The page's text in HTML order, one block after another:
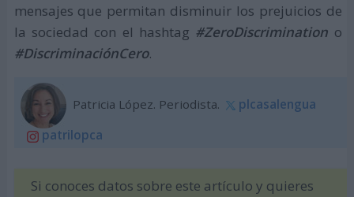
mensajes que permitan disminuir los prejuicios de
la sociedad con el hashtag #ZeroDiscrimination o
#DiscriminaciónCero.
Patricia López. Periodista.
plcasalengua
patrilopca
Si conoces datos sobre este artículo y quieres